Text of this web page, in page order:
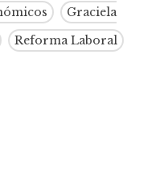
Graciela
Reforma Laboral